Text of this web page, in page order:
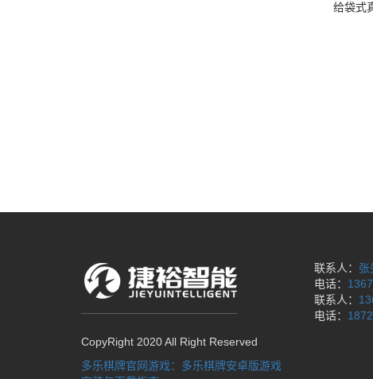
给袋式
CopyRight 2020 All Right Reserved
多乐棋牌官网游戏：多乐棋牌安卓版游戏
联系人： 张
电话：
联系人：
电话：